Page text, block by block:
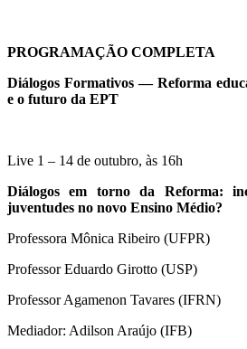
PROGRAMAÇÃO COMPLETA
Diálogos Formativos — Reforma
e o futuro da EPT
Live 1 – 14 de outubro, às 16h
Diálogos em torno da Reforma:
juventudes no novo Ensino Médio?
Professora Mônica Ribeiro (UFPR)
Professor Eduardo Girotto (USP)
Professor Agamenon Tavares (IFRN)
Mediador: Adilson Araújo (IFB)